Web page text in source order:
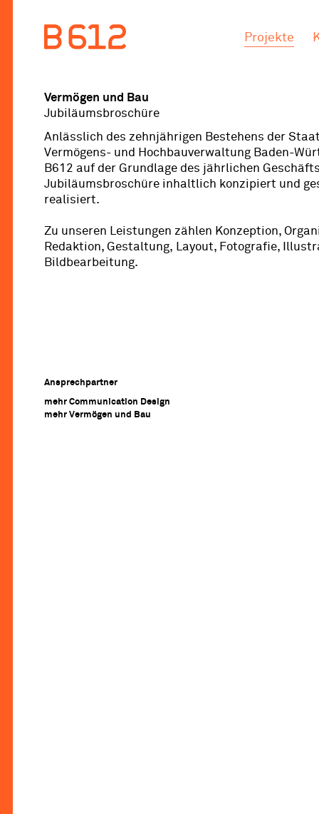
Projekte
Vermögen und Bau
Jubiläumsbroschüre
Anlässlich des zehnjährigen Bestehens der
Vermögens- und Hochbauverwaltung Baden-
B612 auf der Grundlage des jährlichen
Jubiläumsbroschüre inhaltlich konzipiert und
realisiert.
Zu unseren Leistungen zählen Konzeption,
Redaktion, Gestaltung, Layout, Fotografie,
Bildbearbeitung.
Ansprechpartner
mehr Communication Design
mehr Vermögen und Bau